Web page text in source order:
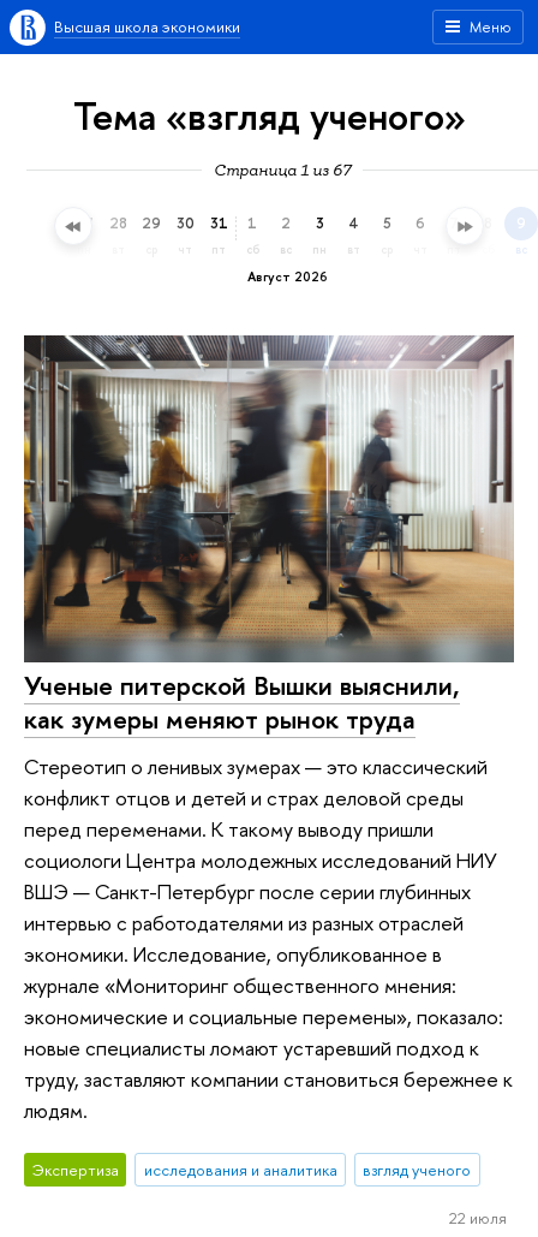
Меню
Высшая школа экономики
Тема «взгляд ученого»
Страница 1 из 67
27 28 29 30
чт
31
пт
Август 2026
1
сб
2
вс
3
пн
4
вт
5 6 7 9
вс
Ученые питерской Вышки выяснили,
как зумеры меняют рынок труда
Стереотип о ленивых зумерах — это классический
конфликт отцов и детей и страх деловой среды
перед переменами. К такому выводу пришли
социологи Центра молодежных исследований НИУ
ВШЭ — Санкт-Петербург после серии глубинных
интервью с работодателями из разных отраслей
экономики. Исследование, опубликованное в
журнале «Мониторинг общественного мнения:
экономические и социальные перемены», показало:
новые специалисты ломают устаревший подход к
труду, заставляют компании становиться бережнее к
людям.
Экспертиза исследования и аналитика взгляд ученого
22 июля